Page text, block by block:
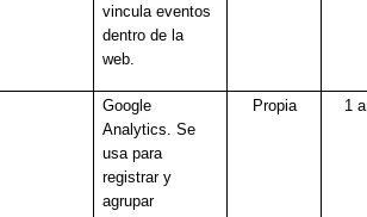
vincula eventos
dentro de la
web.
Google
Analytics. Se
usa para
registrar y
agrupar
Propia 1